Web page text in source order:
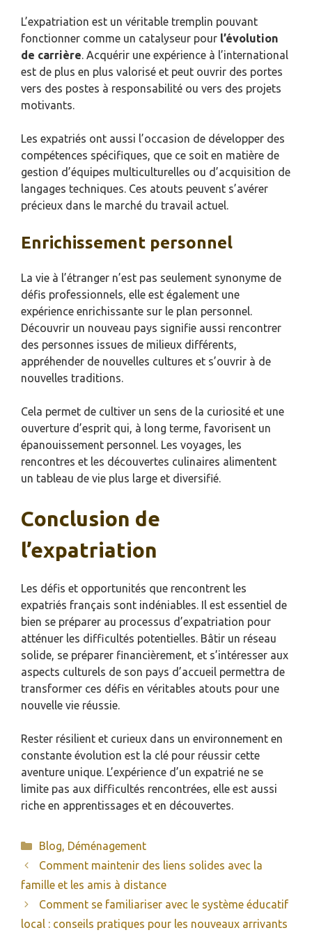
L’expatriation est un véritable tremplin pouvant
fonctionner comme un catalyseur pour l’évolution
de carrière. Acquérir une expérience à l’international
est de plus en plus valorisé et peut ouvrir des portes
vers des postes à responsabilité ou vers des projets
motivants.
Les expatriés ont aussi l’occasion de développer des
compétences spécifiques, que ce soit en matière de
gestion d’équipes multiculturelles ou d’acquisition de
langages techniques. Ces atouts peuvent s’avérer
précieux dans le marché du travail actuel.
Enrichissement personnel
La vie à l’étranger n’est pas seulement synonyme de
défis professionnels, elle est également une
expérience enrichissante sur le plan personnel.
Découvrir un nouveau pays signifie aussi rencontrer
des personnes issues de milieux différents,
appréhender de nouvelles cultures et s’ouvrir à de
nouvelles traditions.
Cela permet de cultiver un sens de la curiosité et une
ouverture d’esprit qui, à long terme, favorisent un
épanouissement personnel. Les voyages, les
rencontres et les découvertes culinaires alimentent
un tableau de vie plus large et diversifié.
Conclusion de
l’expatriation
Les défis et opportunités que rencontrent les
expatriés français sont indéniables. Il est essentiel de
bien se préparer au processus d’expatriation pour
atténuer les difficultés potentielles. Bâtir un réseau
solide, se préparer financièrement, et s’intéresser aux
aspects culturels de son pays d’accueil permettra de
transformer ces défis en véritables atouts pour une
nouvelle vie réussie.
Rester résilient et curieux dans un environnement en
constante évolution est la clé pour réussir cette
aventure unique. L’expérience d’un expatrié ne se
limite pas aux difficultés rencontrées, elle est aussi
riche en apprentissages et en découvertes.
Catégories
Blog, Déménagement
Comment maintenir des liens solides avec la
famille et les amis à distance
Comment se familiariser avec le système éducatif
local : conseils pratiques pour les nouveaux arrivants